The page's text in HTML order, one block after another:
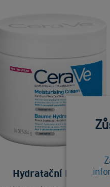
Hydratační krém